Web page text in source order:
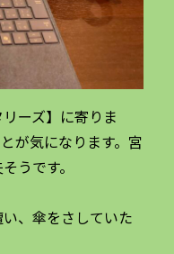
ーズ】に寄りま
が気になります。宮
うです。
、傘をさしていた